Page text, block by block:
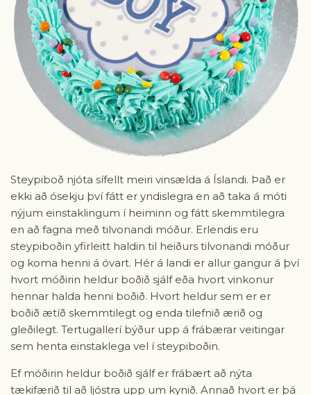
Steypiboð njóta sífellt meiri vinsælda á Íslandi. Það er
ekki að ósekju því fátt er yndislegra en að taka á móti
nýjum einstaklingum í heiminn og fátt skemmtilegra
en að fagna með tilvonandi móður. Erlendis eru
steypiboðin yfirleitt haldin til heiðurs tilvonandi móður
og koma henni á óvart. Hér á landi er allur gangur á því
hvort móðirin heldur boðið sjálf eða hvort vinkonur
hennar halda henni boðið. Hvort heldur sem er er
boðið ætíð skemmtilegt og enda tilefnið ærið og
gleðilegt. Tertugallerí býður upp á frábærar veitingar
sem henta einstaklega vel í steypiboðin.
Ef móðirin heldur boðið sjálf er frábært að nýta
tækifærið til að ljóstra upp um kynið. Annað hvort er þá